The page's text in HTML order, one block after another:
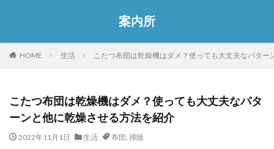
案内所
HOME 生活 こたつ布団は乾燥機はダメ？使っても大丈夫なパター
こたつ布団は乾燥機はダメ？使っても大丈夫なパタ
ーンと他に乾燥させる方法を紹介
2022年11月1日 生活 布団, 掃除